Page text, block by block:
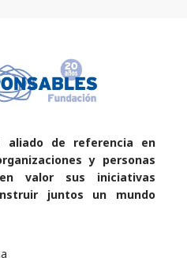
aliado de referencia en
y personas
valor sus iniciativas
juntos un mundo